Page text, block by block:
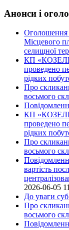
Анонси і
Оголошення
Місцевого
селищної
КП
проведено
рідких
Про
восьмого
КП
проведено
рідких
Про
восьмого
вартість
2026-06-05
До уваги
Про
восьмого